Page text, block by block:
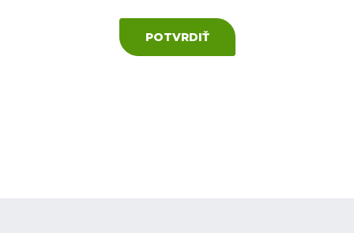
POTVRDIŤ